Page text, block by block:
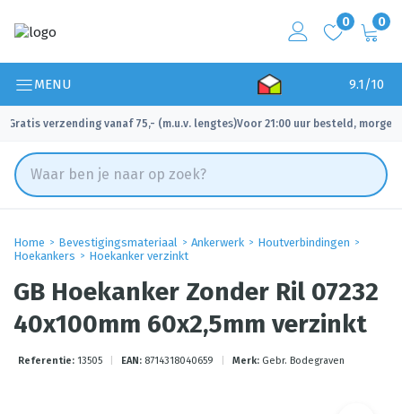
0 0
MENU 9.1/10
Gratis verzending vanaf 75,- (m.u.v. lengtes)
✓ Voor 21:00 uur besteld, morgen
Home Bevestigingsmateriaal Ankerwerk
Houtverbindingen
Hoekankers
Hoekanker verzinkt
GB Hoekanker Zonder Ril 07232
40x100mm 60x2,5mm verzinkt
Referentie: 13505 EAN: 8714318040659 Merk: Gebr. Bodegraven